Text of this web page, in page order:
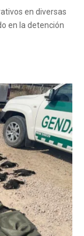
en diversas
en la detención